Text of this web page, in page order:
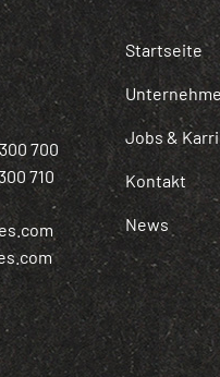
700
710
Startseite
Jobs &
Kontakt
News